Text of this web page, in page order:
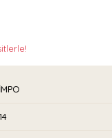
İMPO